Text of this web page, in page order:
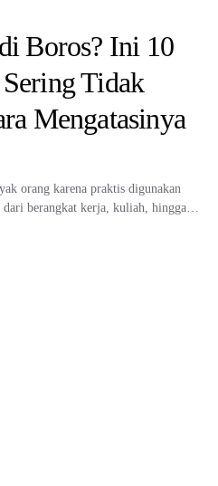
Boros? Ini 10
Tidak
Mengatasinya
orang karena praktis digunakan
berangkat kerja, kuliah, hingga…